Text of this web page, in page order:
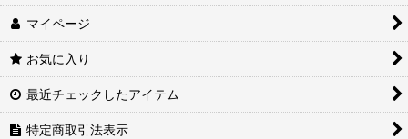
マイページ
お気に入り
最近チェックしたアイテム
特定商取引法表示